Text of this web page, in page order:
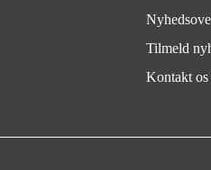
Tilmeld
Kontakt os